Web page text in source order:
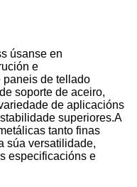
úsanse en
e
de tellado
soporte de aceiro,
de aplicacións
superiores.A
tanto finas
súa versatilidade,
especificacións e